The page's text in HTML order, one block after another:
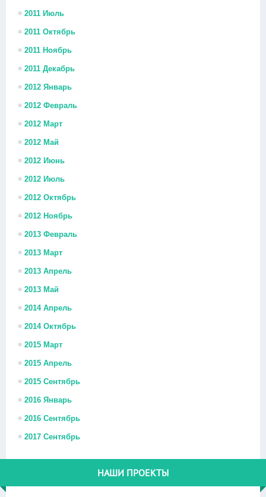
2011 Июль
2011 Октябрь
2011 Ноябрь
2011 Декабрь
2012 Январь
2012 Февраль
2012 Март
2012 Май
2012 Июнь
2012 Июль
2012 Октябрь
2012 Ноябрь
2013 Февраль
2013 Март
2013 Апрель
2013 Май
2014 Апрель
2014 Октябрь
2015 Март
2015 Апрель
2015 Сентябрь
2016 Январь
2016 Сентябрь
2017 Сентябрь
НАШИ ПРОЕКТЫ